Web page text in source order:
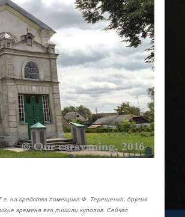
г. на средства помещика Ф. Терещенко, других
времена его лишили куполов. Сейчас